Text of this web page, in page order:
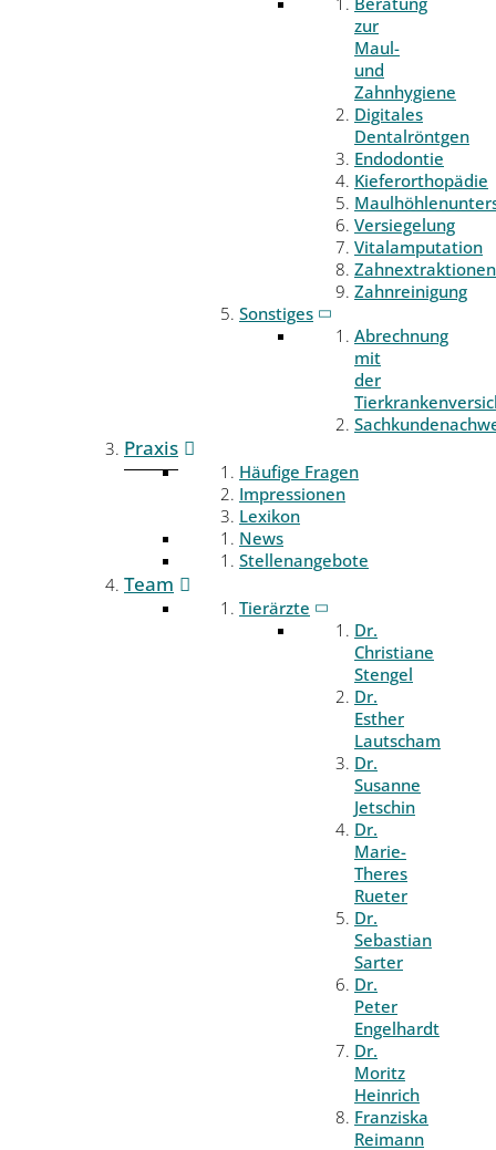
zur
Maul-
und
Zahnhygiene
Digitales
Dentalröntgen
Endodontie
Kieferorthopädie
Versiegelung
Vitalamputation
Zahnextraktionen
Zahnreinigung
Sonstiges
Abrechnung
mit
der
Praxis
Häufige Fragen
Impressionen
Lexikon
News
Stellenangebote
Team
Tierärzte
Dr.
Christiane
Stengel
Dr.
Esther
Lautscham
Dr.
Susanne
Jetschin
Dr.
Marie-
Theres
Rueter
Dr.
Sebastian
Sarter
Dr.
Peter
Engelhardt
Dr.
Moritz
Heinrich
Franziska
Reimann